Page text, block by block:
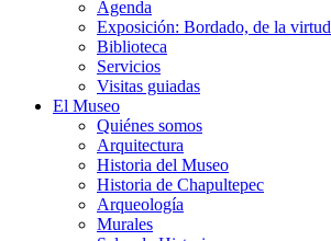
Agenda
Exposición: Bordado, de la virtud
Biblioteca
Servicios
Visitas guiadas
El Museo
Quiénes somos
Arquitectura
Historia del Museo
Historia de Chapultepec
Arqueología
Murales